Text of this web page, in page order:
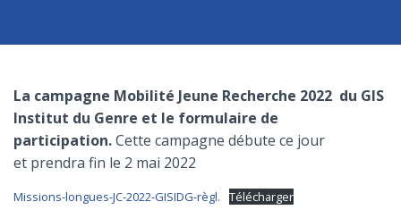
La campagne Mobilité Jeune Recherche 2022 du GIS
Institut du Genre et le formulaire de
participation.Cette campagne débute ce jour
et prendra fin le 2 mai 2022
Missions-longues-JC-2022-GISIDG-règl. Télécharger